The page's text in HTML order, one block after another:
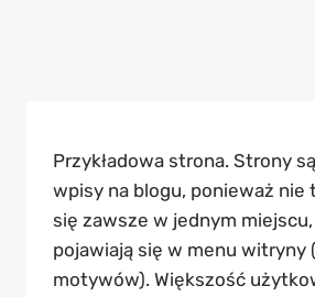
Przykładowa strona. Strony
wpisy na blogu, ponieważ nie
się zawsze w jednym
pojawiają się w menu witryny
motywów). Większość